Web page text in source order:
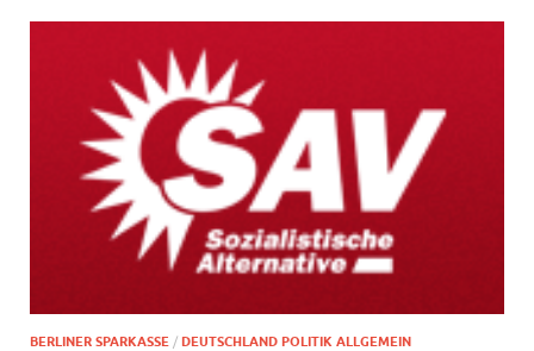
BERLINER SPARKASSE / DEUTSCHLAND POLITIK ALLGEMEIN